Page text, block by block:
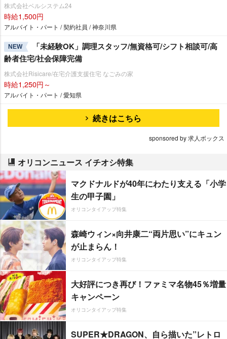
株式会社ベルシステム24
時給1,500円
アルバイト・パート / 契約社員 / 神奈川県
NEW
「未経験OK」調理スタッフ/無資格可/シフト相談可/高
齢者住宅/社会保障完備
株式会社Risicare/在宅介護支援住宅 なごみの家
時給1,250円～
アルバイト・パート / 愛知県
続きはこちら
sponsored by 求人ボックス
オリコンニュース イチオシ特集
マクドナルドが40年にわたり支える「小学
生の甲子園」
オリコンタイアップ特集
森崎ウィン×向井康二“両片思い”にキュン
が止まらん！
オリコンタイアップ特集
大好評につき再び！ファミマ名物45％増量
キャンペーン
オリコンタイアップ特集
SUPER★DRAGON、自ら描いた”レトロ